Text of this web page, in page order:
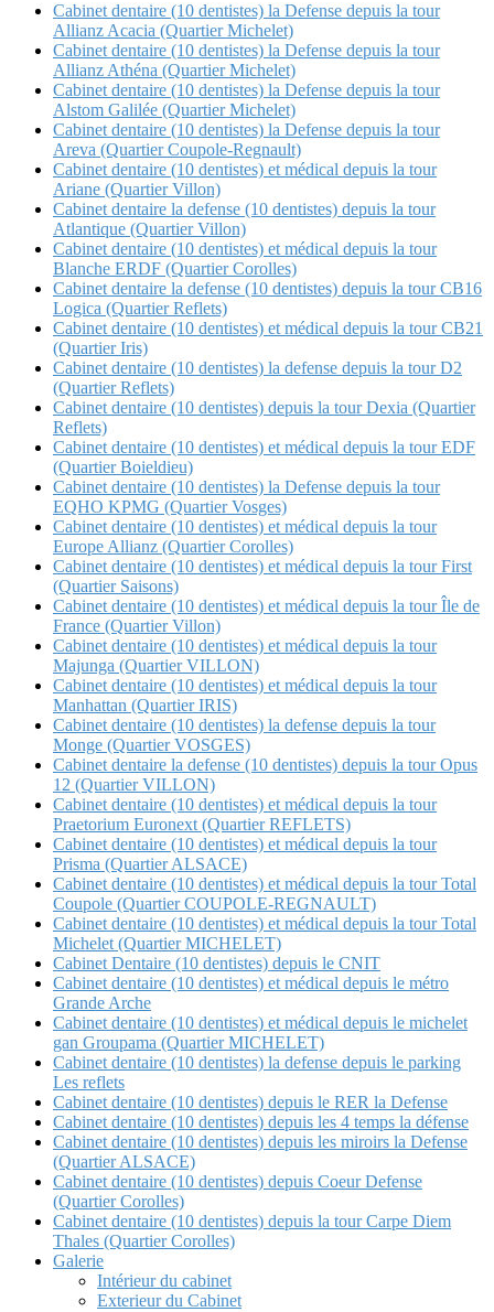
Cabinet dentaire (10 dentistes) la Defense depuis la tour
Allianz Acacia (Quartier Michelet)
Cabinet dentaire (10 dentistes) la Defense depuis la tour
Allianz Athéna (Quartier Michelet)
Cabinet dentaire (10 dentistes) la Defense depuis la tour
Alstom Galilée (Quartier Michelet)
Cabinet dentaire (10 dentistes) la Defense depuis la tour
Areva (Quartier Coupole-Regnault)
Cabinet dentaire (10 dentistes) et médical depuis la tour
Ariane (Quartier Villon)
Cabinet dentaire la defense (10 dentistes) depuis la tour
Atlantique (Quartier Villon)
Cabinet dentaire (10 dentistes) et médical depuis la tour
Blanche ERDF (Quartier Corolles)
Cabinet dentaire la defense (10 dentistes) depuis la tour CB16
Logica (Quartier Reflets)
Cabinet dentaire (10 dentistes) et médical depuis la tour CB21
(Quartier Iris)
Cabinet dentaire (10 dentistes) la defense depuis la tour D2
(Quartier Reflets)
Cabinet dentaire (10 dentistes) depuis la tour Dexia (Quartier
Reflets)
Cabinet dentaire (10 dentistes) et médical depuis la tour EDF
(Quartier Boieldieu)
Cabinet dentaire (10 dentistes) la Defense depuis la tour
EQHO KPMG (Quartier Vosges)
Cabinet dentaire (10 dentistes) et médical depuis la tour
Europe Allianz (Quartier Corolles)
Cabinet dentaire (10 dentistes) et médical depuis la tour First
(Quartier Saisons)
Cabinet dentaire (10 dentistes) et médical depuis la tour Île de
France (Quartier Villon)
Cabinet dentaire (10 dentistes) et médical depuis la tour
Majunga (Quartier VILLON)
Cabinet dentaire (10 dentistes) et médical depuis la tour
Manhattan (Quartier IRIS)
Cabinet dentaire (10 dentistes) la defense depuis la tour
Monge (Quartier VOSGES)
Cabinet dentaire la defense (10 dentistes) depuis la tour Opus
12 (Quartier VILLON)
Cabinet dentaire (10 dentistes) et médical depuis la tour
Praetorium Euronext (Quartier REFLETS)
Cabinet dentaire (10 dentistes) et médical depuis la tour
Prisma (Quartier ALSACE)
Cabinet dentaire (10 dentistes) et médical depuis la tour Total
Coupole (Quartier COUPOLE-REGNAULT)
Cabinet dentaire (10 dentistes) et médical depuis la tour Total
Michelet (Quartier MICHELET)
Cabinet Dentaire (10 dentistes) depuis le CNIT
Cabinet dentaire (10 dentistes) et médical depuis le métro
Grande Arche
Cabinet dentaire (10 dentistes) et médical depuis le michelet
gan Groupama (Quartier MICHELET)
Cabinet dentaire (10 dentistes) la defense depuis le parking
Les reflets
Cabinet dentaire (10 dentistes) depuis le RER la Defense
Cabinet dentaire (10 dentistes) depuis les 4 temps la défense
Cabinet dentaire (10 dentistes) depuis les miroirs la Defense
(Quartier ALSACE)
Cabinet dentaire (10 dentistes) depuis Coeur Defense
(Quartier Corolles)
Cabinet dentaire (10 dentistes) depuis la tour Carpe Diem
Thales (Quartier Corolles)
Galerie
Intérieur du cabinet
Exterieur du Cabinet